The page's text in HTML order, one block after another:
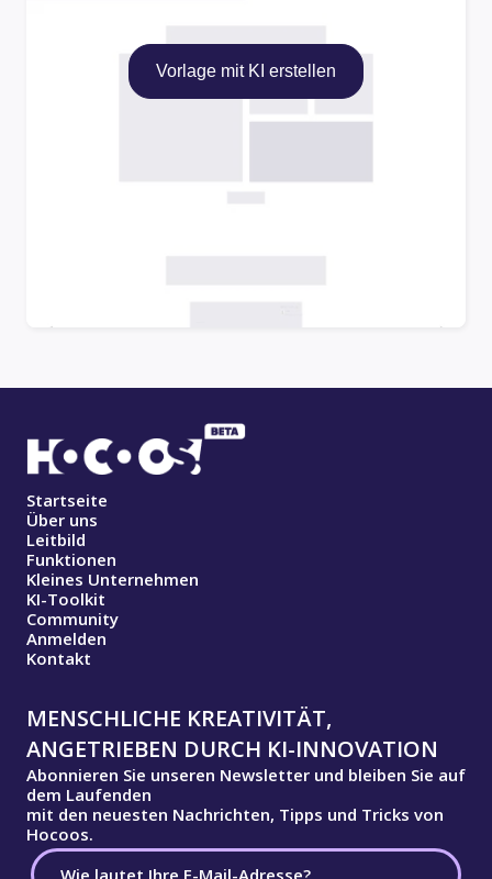
Vorlage mit KI erstellen
Startseite
Über uns
Leitbild
Funktionen
Kleines Unternehmen
KI-Toolkit
Community
Anmelden
Kontakt
MENSCHLICHE KREATIVITÄT,
ANGETRIEBEN DURCH KI-INNOVATION
Abonnieren Sie unseren Newsletter und bleiben Sie auf
dem Laufenden
mit den neuesten Nachrichten, Tipps und Tricks von
Hocoos.